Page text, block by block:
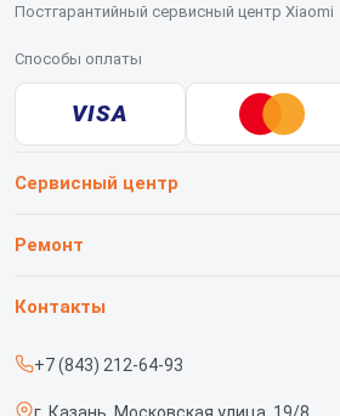
Постгарантийный сервисный центр Xiaomi
Способы оплаты
VISA
Сервисный центр
О нашем сервисе
Срочный ремонт
Ремонт
Телефонов
Контакты
+7 (843) 212-64-93
г. Казань, Московская улица, 19/8